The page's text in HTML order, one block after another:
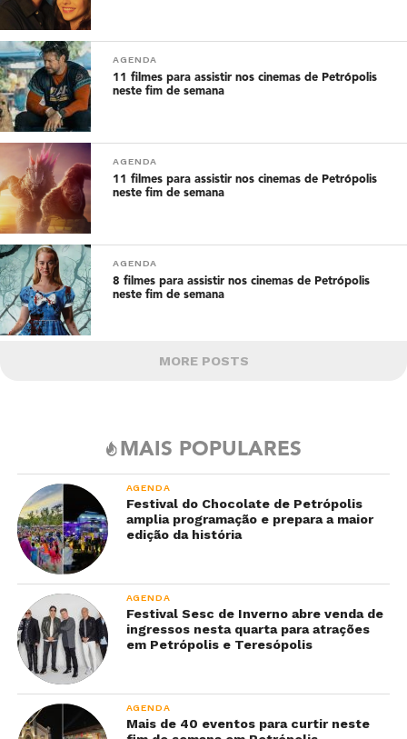
AGENDA
11 filmes para assistir nos cinemas de Petrópolis
neste fim de semana
AGENDA
11 filmes para assistir nos cinemas de Petrópolis
neste fim de semana
AGENDA
8 filmes para assistir nos cinemas de Petrópolis
neste fim de semana
MORE POSTS
MAIS POPULARES
AGENDA
Festival do Chocolate de Petrópolis
amplia programação e prepara a maior
edição da história
AGENDA
Festival Sesc de Inverno abre venda de
ingressos nesta quarta para atrações
em Petrópolis e Teresópolis
AGENDA
Mais de 40 eventos para curtir neste